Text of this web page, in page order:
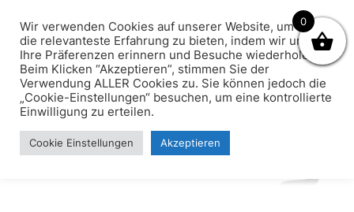
Wir verwenden Cookies auf unserer Website, um Ihnen
die relevanteste Erfahrung zu bieten, indem wir uns an
Ihre Präferenzen erinnern und Besuche wiederholen.
Beim Klicken “Akzeptieren”, stimmen Sie der
Verwendung ALLER Cookies zu. Sie können jedoch die
„Cookie-Einstellungen“ besuchen, um eine kontrollierte
Einwilligung zu erteilen.
Cookie Einstellungen Akzeptieren
0